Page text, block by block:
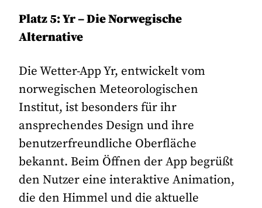
Platz 5: Yr – Die Norwegische
Alternative
Die Wetter-App Yr, entwickelt vom
norwegischen Meteorologischen
Institut, ist besonders für ihr
ansprechendes Design und ihre
benutzerfreundliche Oberfläche
bekannt. Beim Öffnen der App begrüßt
den Nutzer eine interaktive Animation,
die den Himmel und die aktuelle